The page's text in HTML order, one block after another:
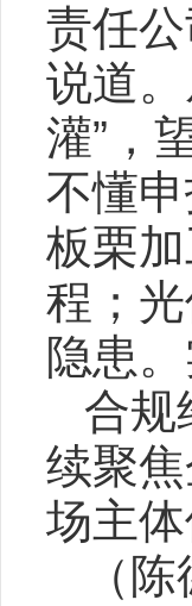
责任
说道。
灌”，
不懂
板栗
程；
隐患
合规
续聚
场主
（